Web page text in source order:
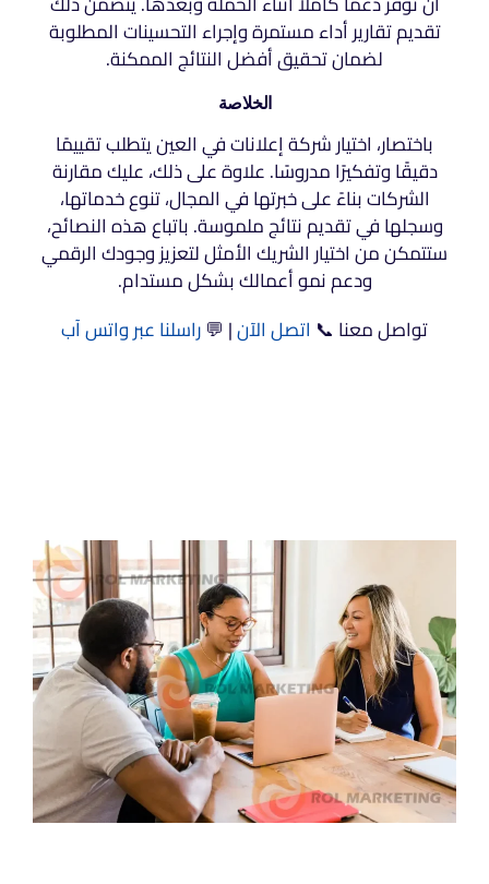
تقديم تقارير أداء مستمرة وإجراء التحسينات المطلوبة
لضمان تحقيق أفضل النتائج الممكنة.
الخلاصة
باختصار، اختيار شركة إعلانات في العين يتطلب تقييمًا
دقيقًا وتفكيرًا مدروسًا. علاوة على ذلك، عليك مقارنة
الشركات بناءً على خبرتها في المجال، تنوع خدماتها،
وسجلها في تقديم نتائج ملموسة. باتباع هذه النصائح،
ستتمكن من اختيار الشريك الأمثل لتعزيز وجودك الرقمي
ودعم نمو أعمالك بشكل مستدام.
تواصل معنا 📞 اتصل الآن| 💬راسلنا عبر واتس آب